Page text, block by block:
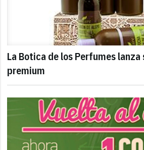
La Botica de los Perfumes lanza
premium